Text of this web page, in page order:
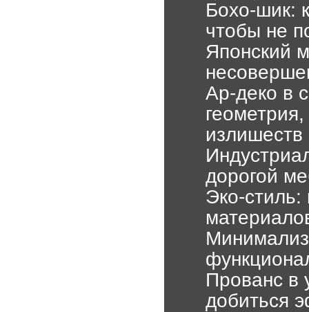
Бохо-шик:
чтобы не
Японский
Ар-деко в
излишеств
дорогой
Эко-стиль:
Прованс в
добиться